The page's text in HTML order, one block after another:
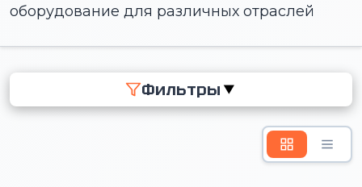
оборудование для различных отраслей
Фильтры ▼